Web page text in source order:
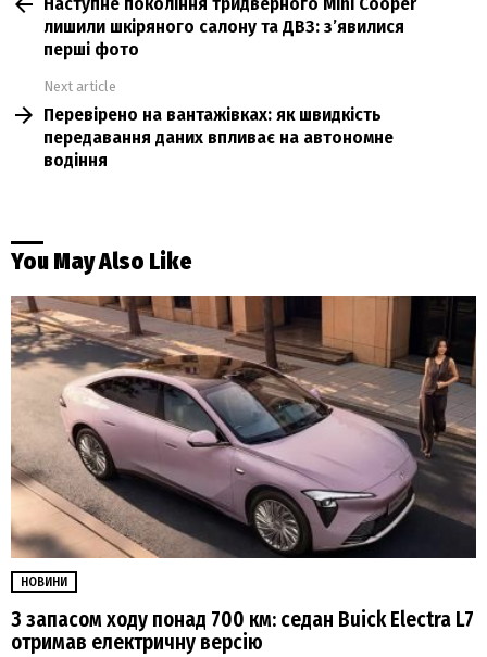
лишили шкіряного салону та ДВЗ: з’явилися
перші фото
Next article
Перевірено на вантажівках: як швидкість
передавання даних впливає на автономне
водіння
You May Also Like
НОВИНИ
З запасом ходу понад 700 км: седан Buick Electra L7
отримав електричну версію